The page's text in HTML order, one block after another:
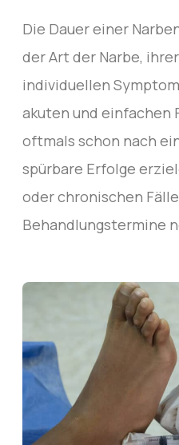
Die Dauer einer
der Art der Narbe,
individuellen
akuten und einfachen
oftmals schon nach
spürbare Erfolge
oder chronischen
Behandlungstermine